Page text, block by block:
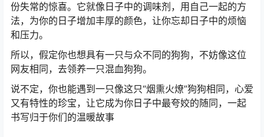
份失常的惊喜。 它就像日子中的调味剂，用自己一起的方
法，为你的日子增加丰厚的颜色，让你忘却日子中的烦恼
和压力。
所以，假定你也想具有一只与众不同的狗狗，不妨像这位
网友相同，去领养一只混血狗狗。
说不定，你也能遇到一只像这只“烟熏火燎”狗狗相同，心爱
又有特性的珍宝，让它成为你日子中最夸姣的随同，一起
书写归于你们的温暖故事